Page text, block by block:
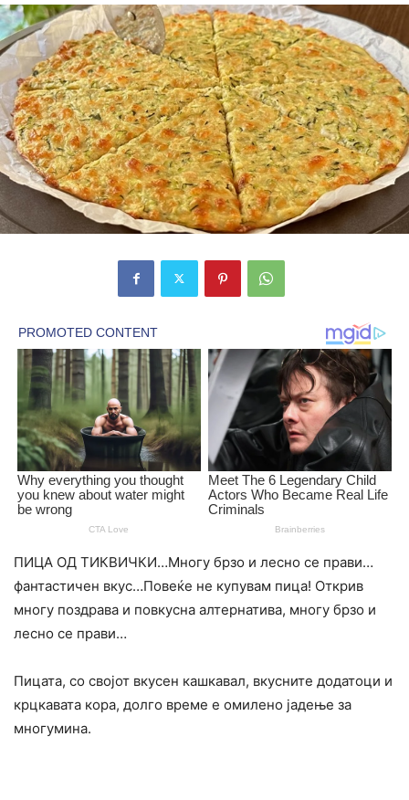
ПИЦА ОД ТИКВИЧКИ…Многу брзо и лесно се прави…
фантастичен вкус…Повеќе не купувам пица! Открив
многу поздрава и повкусна алтернатива, многу брзо и
лесно се прави…
Пицата, со својот вкусен кашкавал, вкусните додатоци и
крцкавата кора, долго време е омилено јадење за
многумина.